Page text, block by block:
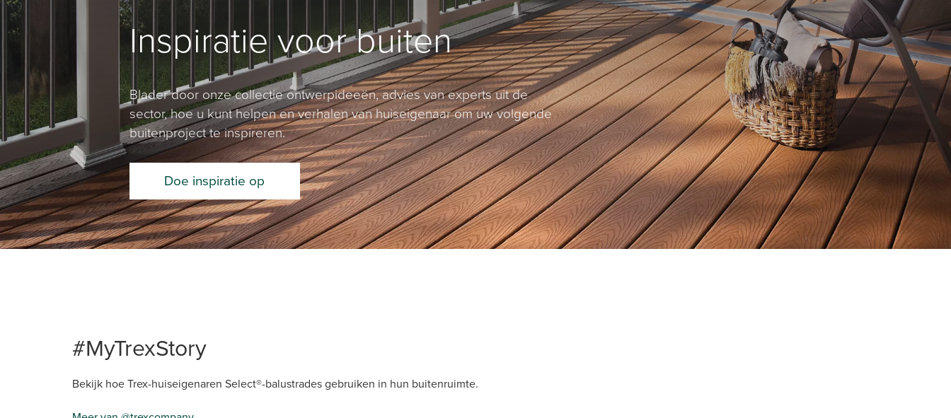
Inspiratie voor buiten
Blader door onze collectie ontwerpideeën, advies van experts uit de
sector, hoe u kunt helpen en verhalen van huiseigenaar om uw volgende
buitenproject te inspireren.
Doe inspiratie op
#MyTrexStory
Bekijk hoe Trex-huiseigenaren Select®-balustrades gebruiken in hun buitenruimte.